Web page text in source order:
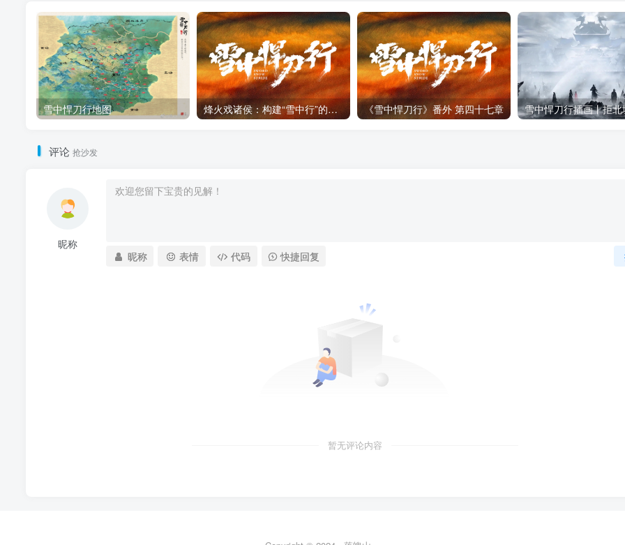
雪中悍刀行地图 烽火戏诸侯：构建“雪中行”的小说世界 《雪中悍刀行》番外 第四十七章
评论 抢沙发
昵称
昵称 表情 代码 快捷回复
暂无评论内容